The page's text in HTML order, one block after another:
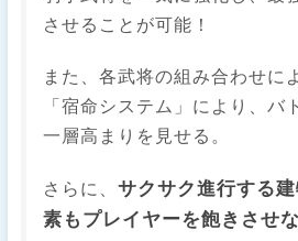
させることが可能！
また、各武将の組み合わせに
「宿命システム」により、バ
一層高まりを見せる。
さらに、サクサク進行する
素もプレイヤーを飽きさせ